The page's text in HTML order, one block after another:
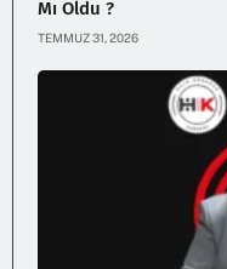
Mı Oldu ?
TEMMUZ 31, 2026